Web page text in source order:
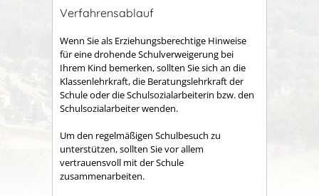
Verfahrensablauf
Wenn Sie als Erziehungsberechtige Hinweise
für eine drohende Schulverweigerung bei
Ihrem Kind bemerken, sollten Sie sich an die
Klassenlehrkraft, die Beratungslehrkraft der
Schule oder die Schulsozialarbeiterin bzw. den
Schulsozialarbeiter wenden.
Um den regelmäßigen Schulbesuch zu
unterstützen, sollten Sie vor allem
vertrauensvoll mit der Schule
zusammenarbeiten.